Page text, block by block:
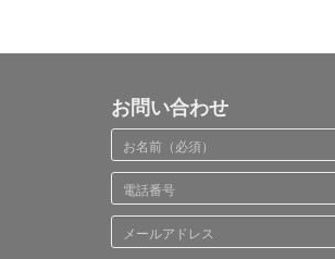
お問い合わせ